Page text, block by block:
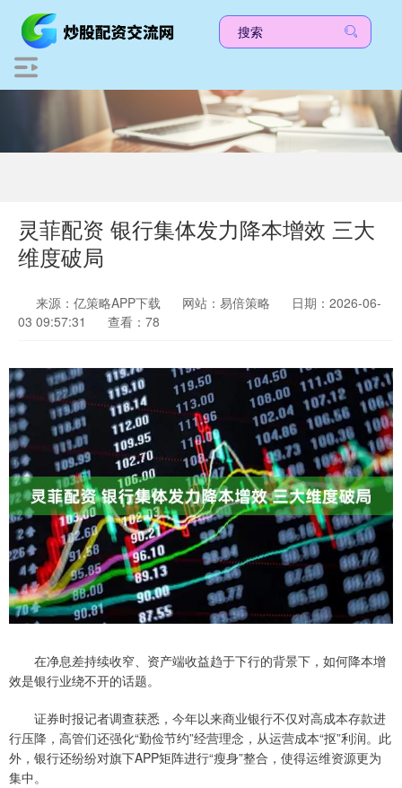
灵菲配资 银行集体发力降本增效 三大
维度破局
来源：亿策略APP下载 网站：易倍策略
日期：2026-06-
03 09:57:31
查看：78
在净息差持续收窄、资产端收益趋于下行的背景下，如何降本增
效是银行业绕不开的话题。
证券时报记者调查获悉，今年以来商业银行不仅对高成本存款进
行压降，高管们还强化“勤俭节约”经营理念，从运营成本“抠”利润。此
外，银行还纷纷对旗下APP矩阵进行“瘦身”整合，使得运维资源更为
集中。